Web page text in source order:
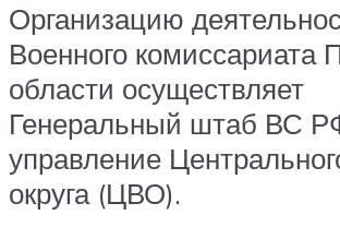
Организацию
Военного комиссариата
области осуществляет
Генеральный штаб ВС
управление
округа (ЦВО).